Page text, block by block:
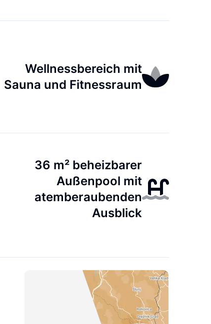
Wellnessbereich mit
Sauna und Fitnessraum
36 m² beheizbarer
Außenpool mit
atemberaubenden
Ausblick